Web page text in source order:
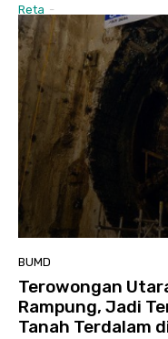
Reta -
BUMD
Terowongan
Rampung, Jadi
Tanah Terdalam